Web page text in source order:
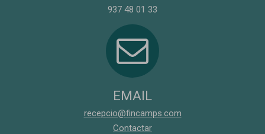
937 48 01 33
EMAIL
recepcio@fincamps.com
Contactar